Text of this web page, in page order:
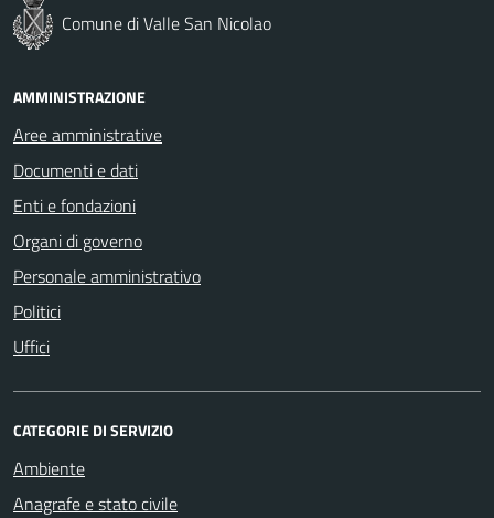
Comune di Valle San Nicolao
AMMINISTRAZIONE
Aree amministrative
Documenti e dati
Enti e fondazioni
Organi di governo
Personale amministrativo
Politici
Uffici
CATEGORIE DI SERVIZIO
Ambiente
Anagrafe e stato civile